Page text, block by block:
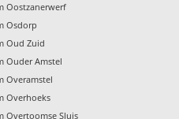
Oostzanerwerf
Osdorp
Oud Zuid
Ouder Amstel
Overamstel
Overhoeks
Overtoomse Sluis